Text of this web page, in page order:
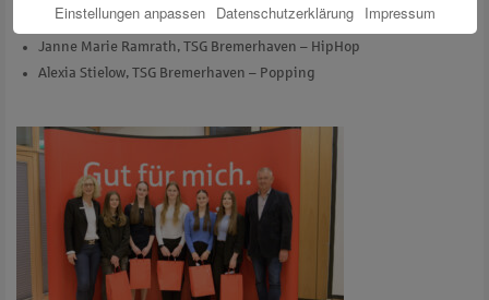
Mayra Mahnken, GTV von 1862 – Schwimmen
Janne Marie Ramrath, TSG Bremerhaven – HipHop
Alexia Stielow, TSG Bremerhaven – Popping
Einstellungen anpassen Datenschutzerklärung Impressum